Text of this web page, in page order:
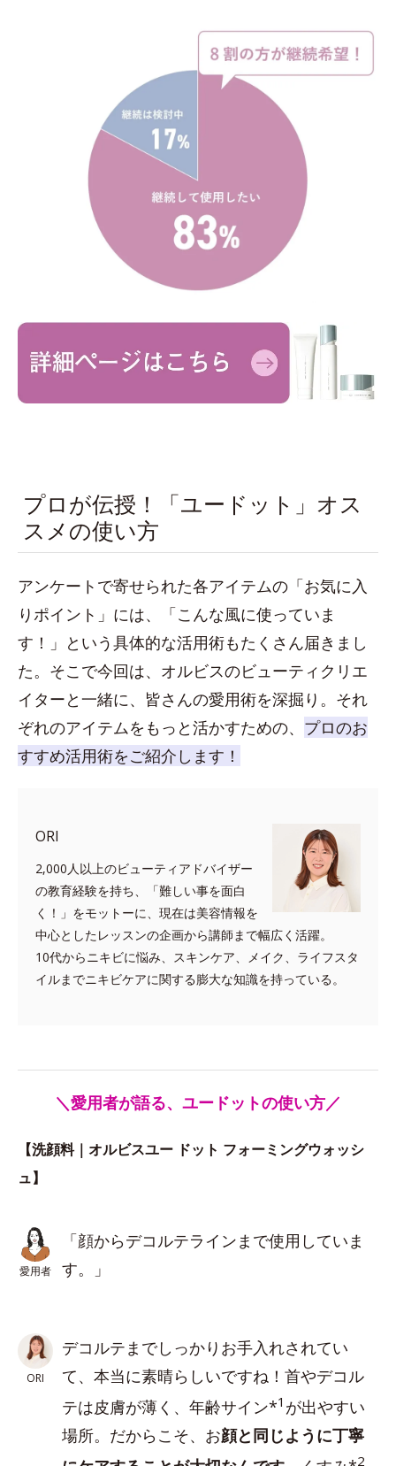
プロが伝授！「ユードット」オス
スメの使い方
アンケートで寄せられた各アイテムの「お気に入
りポイント」には、「こんな風に使っていま
す！」という具体的な活用術もたくさん届きまし
た。そこで今回は、オルビスのビューティクリエ
イターと一緒に、皆さんの愛用術を深掘り。それ
ぞれのアイテムをもっと活かすための、 プロのお
すすめ活用術をご紹介します！
ORI
2,000人以上のビューティアドバイザー
の教育経験を持ち、「難しい事を面白
く！」をモットーに、現在は美容情報を
中心としたレッスンの企画から講師まで幅広く活躍。
10代からニキビに悩み、スキンケア、メイク、ライフスタ
イルまでニキビケアに関する膨大な知識を持っている。
＼愛用者が語る、ユードットの使い方／
【洗顔料｜オルビスユー ドット フォーミングウォッシ
ュ】
愛用者
「顔からデコルテラインまで使用していま
す。」
ORI
デコルテまでしっかりお手入れされてい
て、本当に素晴らしいですね！首やデコル
テは皮膚が薄く、年齢サイン*1 が出やすい
場所。だからこそ、お顔と同じように丁寧
2